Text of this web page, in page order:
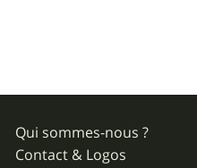
Qui sommes-nous ?
Contact & Logos